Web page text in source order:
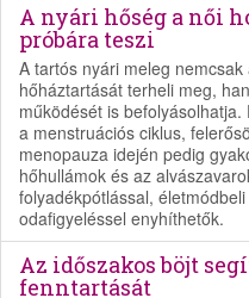
A nyári hőség a női
próbára teszi
A tartós nyári meleg
hőháztartását terheli meg,
működését is
a menstruációs ciklus,
menopauza idején pedig
hőhullámok és az
folyadékpótlással,
odafigyeléssel enyhíthetők.
Az időszakos böjt
fenntartását